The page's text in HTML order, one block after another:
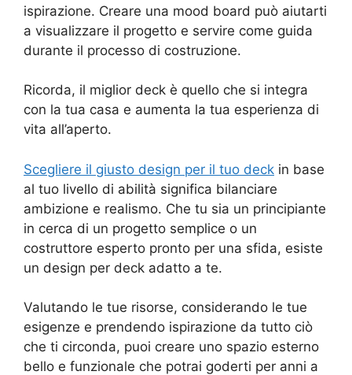
ispirazione. Creare una mood board può aiutarti
a visualizzare il progetto e servire come guida
durante il processo di costruzione.
Ricorda, il miglior deck è quello che si integra
con la tua casa e aumenta la tua esperienza di
vita all’aperto.
Scegliere il giusto design per il tuo deck in base
al tuo livello di abilità significa bilanciare
ambizione e realismo. Che tu sia un principiante
in cerca di un progetto semplice o un
costruttore esperto pronto per una sfida, esiste
un design per deck adatto a te.
Valutando le tue risorse, considerando le tue
esigenze e prendendo ispirazione da tutto ciò
che ti circonda, puoi creare uno spazio esterno
bello e funzionale che potrai goderti per anni a